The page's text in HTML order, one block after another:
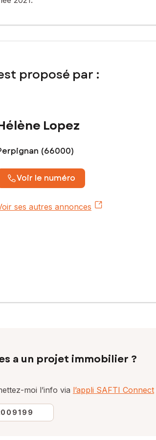
proposé par :
Lopez
(66000)
Voir le numéro
ses autres annonces
a un projet immobilier ?
moi l’info via l’appli SAFTI Connect
009199